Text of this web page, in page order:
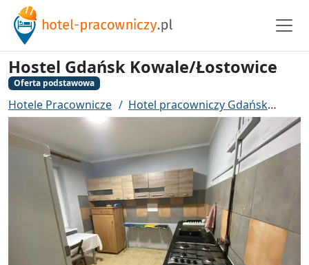
Hostel Gdańsk Kowale/Łostowice
Oferta podstawowa
Hotele Pracownicze Hotel pracowniczy Gdańsk